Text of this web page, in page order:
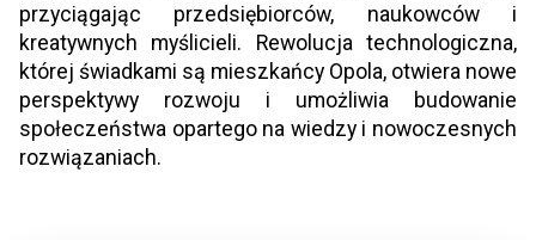
przyciągając przedsiębiorców, naukowców i
kreatywnych myślicieli. Rewolucja technologiczna,
której świadkami są mieszkańcy Opola, otwiera nowe
perspektywy rozwoju i umożliwia budowanie
społeczeństwa opartego na wiedzy i nowoczesnych
rozwiązaniach.